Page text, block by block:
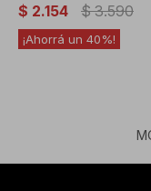
$ 2.154 $ 3.590
40